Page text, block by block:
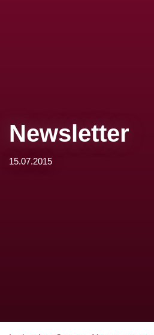
Newsletter
15.07.2015